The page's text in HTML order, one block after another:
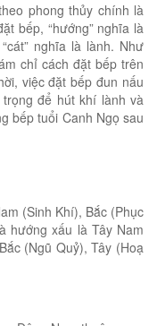
phong thủy chính là
bếp, “hướng” nghĩa là
nghĩa là lành. Như
chỉ cách đặt bếp trên
việc đặt bếp đun nấu
để hút khí lành và
bếp tuổi Canh Ngọ sau
(Sinh Khí), Bắc (Phục
hướng xấu là Tây Nam
(Ngũ Quỷ), Tây (Hoạ